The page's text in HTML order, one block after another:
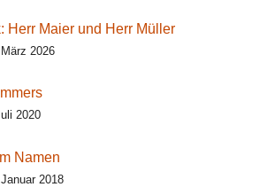
Herr Maier und Herr Müller
2026
2020
Namen
2018